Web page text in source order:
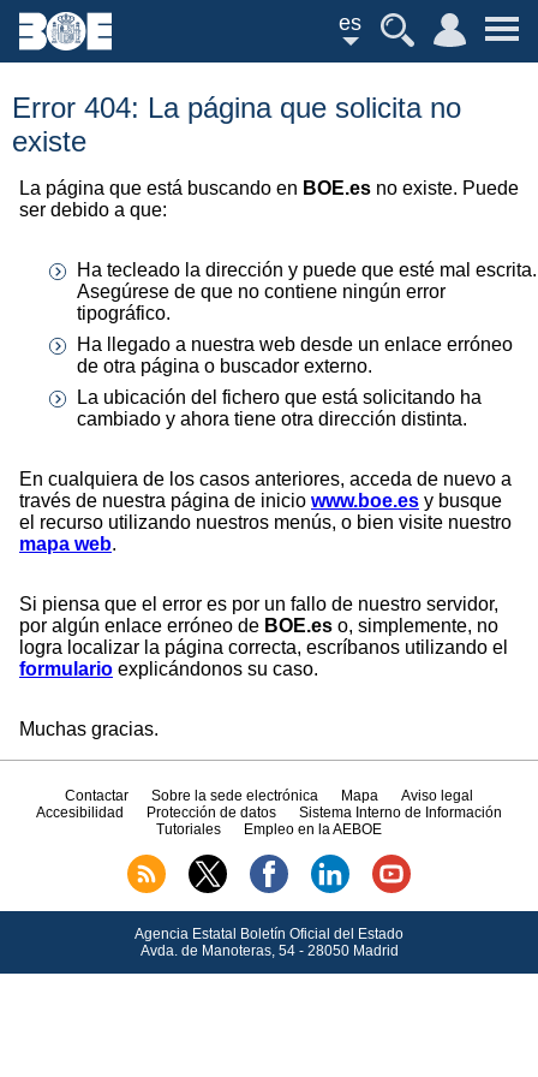
es
Error 404: La página que solicita no
existe
La página que está buscando en BOE.es no existe. Puede
ser debido a que:
Ha tecleado la dirección y puede que esté mal escrita.
Asegúrese de que no contiene ningún error
tipográfico.
Ha llegado a nuestra web desde un enlace erróneo
de otra página o buscador externo.
La ubicación del fichero que está solicitando ha
cambiado y ahora tiene otra dirección distinta.
En cualquiera de los casos anteriores, acceda de nuevo a
través de nuestra página de inicio www.boe.es y busque
el recurso utilizando nuestros menús, o bien visite nuestro
mapa web.
Si piensa que el error es por un fallo de nuestro servidor,
por algún enlace erróneo de BOE.es o, simplemente, no
logra localizar la página correcta, escríbanos utilizando el
formulario explicándonos su caso.
Muchas gracias.
Contactar Sobre la sede electrónica Mapa
Aviso legal
Accesibilidad
Protección de datos
Sistema Interno de Información
Tutoriales
Empleo en la AEBOE
Agencia Estatal Boletín Oficial del Estado
Avda.de Manoteras, 54 - 28050 Madrid